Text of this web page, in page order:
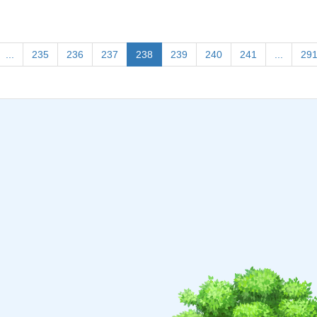
235 236 237 238 (current)
239 240 241 291